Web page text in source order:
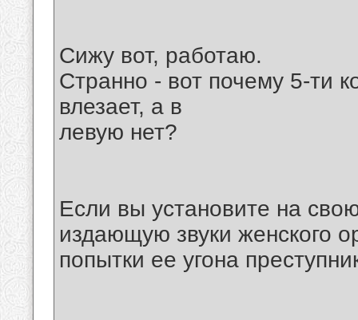
Cижу вот, работаю.
Странно - вот почему 5-ти
влезает, а в
левую нет?
Если вы установите на
издающую звуки женского
попытки ее угона